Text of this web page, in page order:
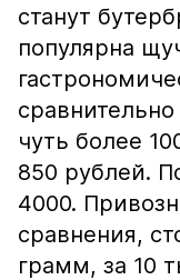
станут
популярна
чуть более
850 рублей.
4000.
сравнения,
грамм, за 10